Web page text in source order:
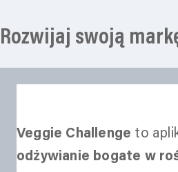
Rozwijaj swoją
Veggie Challenge to
odżywianie bogate w